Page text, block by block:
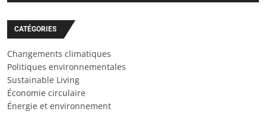
CATÉGORIES
Changements climatiques
Politiques environnementales
Sustainable Living
Économie circulaire
Énergie et environnement